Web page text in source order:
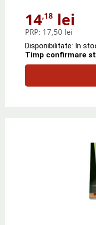
14,18 lei
PRP: 17,50 lei
Disponibilitate: In
Timp confirmare